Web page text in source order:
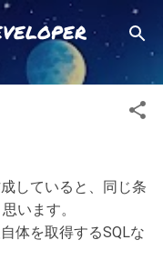
ンツに移動
していると、同じ条
います。
体を取得するSQLな